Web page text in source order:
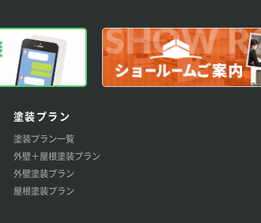
塗装プラン
塗装プラン一覧
外壁＋屋根塗装プラン
外壁塗装プラン
屋根塗装プラン